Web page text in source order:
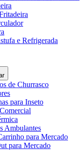
e Refrigerada
de Churrasco
para Inseto
Ambulantes
para Mercado
para Mercado